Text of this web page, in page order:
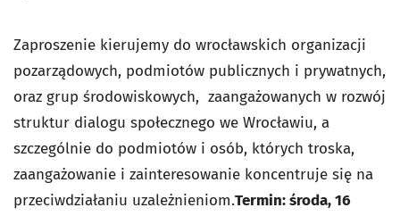
Zaproszenie kierujemy do wrocławskich organizacji
pozarządowych, podmiotów publicznych i prywatnych,
oraz grup środowiskowych, zaangażowanych w rozwój
struktur dialogu społecznego we Wrocławiu, a
szczególnie do podmiotów i osób, których troska,
zaangażowanie i zainteresowanie koncentruje się na
przeciwdziałaniu uzależnieniom.Termin: środa, 16